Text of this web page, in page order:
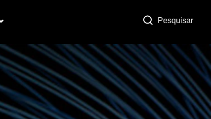
Pesquisar